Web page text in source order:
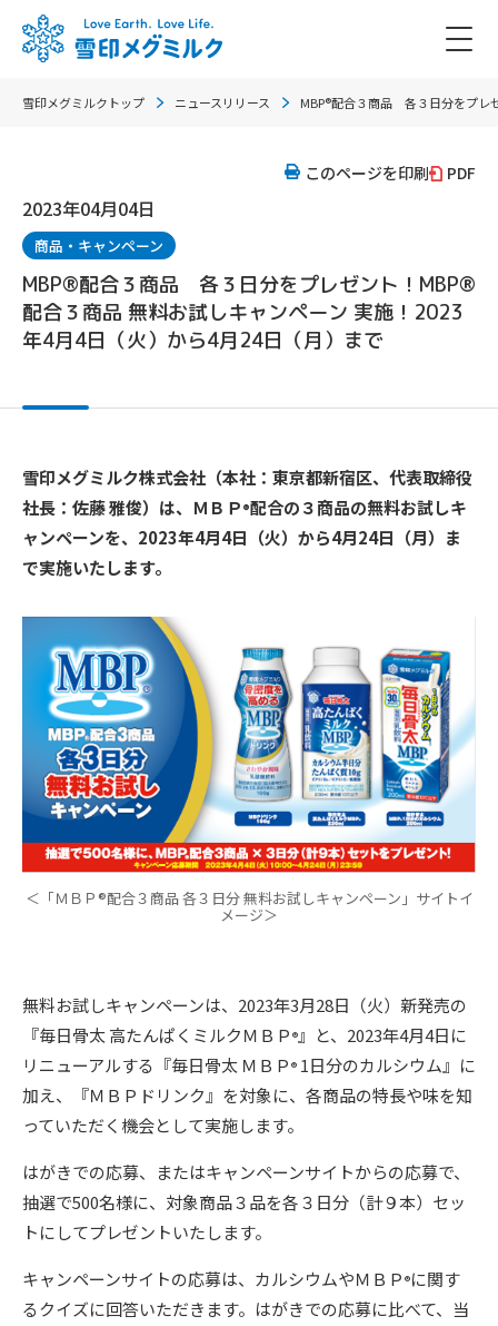
雪印メグミルクトップ ニュースリリース MBP®配合３商品 各３日分をプレ
このページを印刷 PDF
2023年04月04日
商品・キャンペーン
MBP®配合３商品 各３日分をプレゼント！MBP®
配合３商品 無料お試しキャンペーン 実施！2023
年4月4日（火）から4月24日（月）まで
雪印メグミルク株式会社（本社：東京都新宿区、代表取締役
社長：佐藤 雅俊）は、ＭＢＰ ®配合の３商品の無料お試しキ
ャンペーンを、2023年4月4日（火）から4月24日（月）ま
で実施いたします。
＜「ＭＢＰ®配合３商品 各３日分 無料お試しキャンペーン」サイトイ
メージ＞
無料お試しキャンペーンは、2023年3月28日（火）新発売の
『毎日骨太 高たんぱくミルクＭＢＰ ® 』と、2023年4月4日に
リニューアルする『毎日骨太 ＭＢＰ ® 1日分のカルシウム』に
加え、『ＭＢＰドリンク』を対象に、各商品の特長や味を知
っていただく機会として実施します。
はがきでの応募、またはキャンペーンサイトからの応募で、
抽選で500名様に、対象商品３品を各３日分（計９本）セッ
トにしてプレゼントいたします。
キャンペーンサイトの応募は、カルシウムやＭＢＰ ®に関す
るクイズに回答いただきます。はがきでの応募に比べて、当